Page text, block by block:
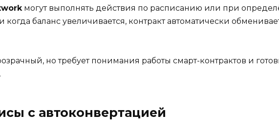
могут выполнять действия по расписанию или при
баланс увеличивается, контракт автоматически
но требует понимания работы смарт-контрактов и
с автоконвертацией